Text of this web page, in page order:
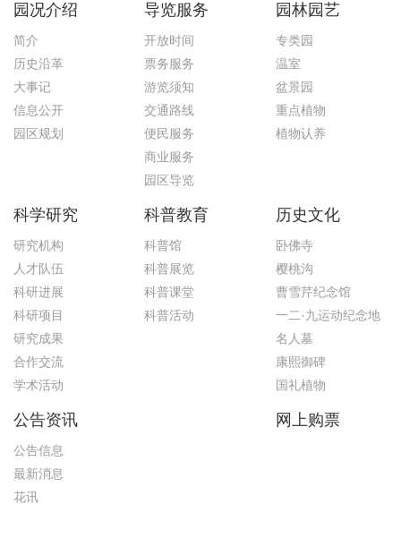
园况介绍
简介
历史沿革
大事记
信息公开
园区规划
导览服务
开放时间
票务服务
游览须知
交通路线
便民服务
商业服务
园区导览
园林园艺
专类园
温室
盆景园
重点植物
植物认养
科学研究
研究机构
人才队伍
科研进展
科研项目
研究成果
合作交流
学术活动
科普教育
科普馆
科普展览
科普课堂
科普活动
历史文化
卧佛寺
樱桃沟
曹雪芹纪念馆
一二·九运动纪念地
名人墓
康熙御碑
国礼植物
公告资讯
公告信息
最新消息
花讯
网上购票